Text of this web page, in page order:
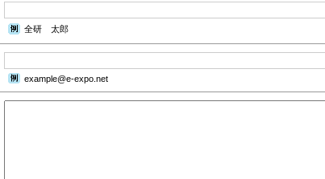
全研 太郎
example@e-expo.net